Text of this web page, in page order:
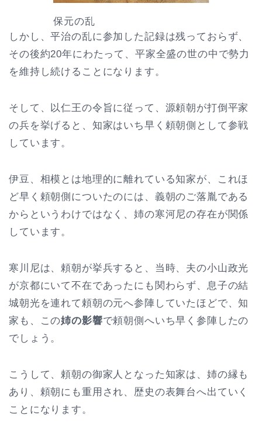
保元の乱
しかし、平治の乱に参加した記録は残っておらず、
その後約20年にわたって、平家全盛の世の中で勢力
を維持し続けることになります。
そして、以仁王の令旨に従って、源頼朝が打倒平家
の兵を挙げると、知家はいち早く頼朝側として参戦
しています。
伊豆、相模とは地理的に離れている知家が、これほ
ど早く頼朝側についたのには、義朝のご落胤である
からというわけではなく、姉の寒河尼の存在が関係
しています。
寒川尼は、頼朝が挙兵すると、当時、夫の小山政光
が京都にいて不在であったにも関わらず、息子の結
城朝光を連れて頼朝の元へ参陣していたほどで、知
家も、この姉の影響で頼朝側へいち早く参陣したの
でしょう。
こうして、頼朝の御家人となった知家は、姉の縁も
あり、頼朝にも重用され、歴史の表舞台へ出ていく
ことになります。